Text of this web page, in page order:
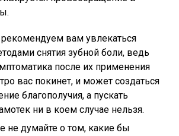
вам увлекаться
снятия зубной боли, ведь
после их применения
вас покинет, и может создаться
благополучия, а пускать
ни в коем случае нельзя.
не думайте о том, какие бы